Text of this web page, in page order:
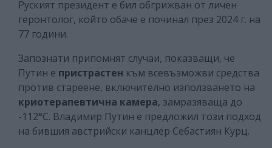
Руският президент е бил обгрижван от личен
геронтолог, който обаче е починал през 2024 г. на
77 години.
Запознати припомнят случаи, показващи, че
Путин е пристрастен към всевъзможви средства
против стареене, включително използването на
криотерапевтична камера, замразяваща до
-112°C. Владимир Путин е предложил този подход
на бившия австрийски канцлер Себастиян Курц.